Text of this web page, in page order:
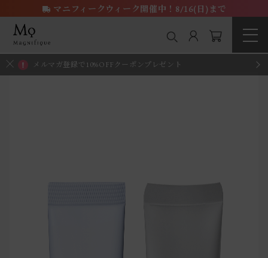
メルマガ登録で10%OFFクーポンプレゼント
マニフィークウィーク開催中！8/16(日)まで